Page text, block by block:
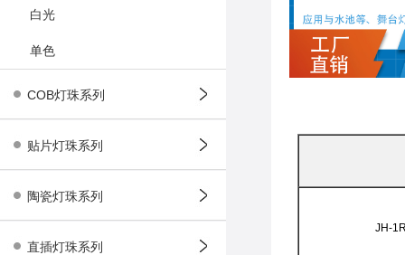
白光
单色
COB灯珠系列
贴片灯珠系列
陶瓷灯珠系列
直插灯珠系列
JH-